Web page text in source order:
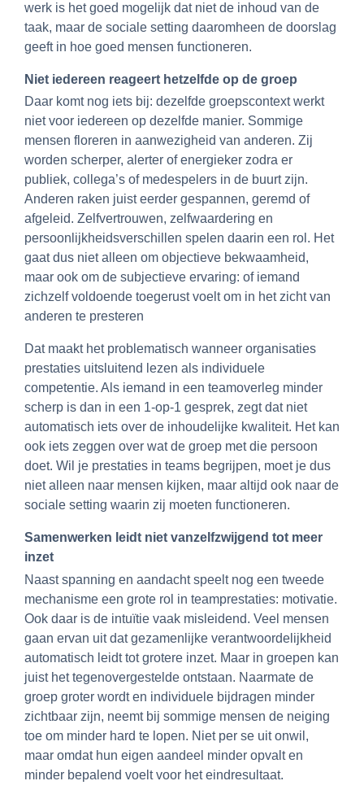
werk is het goed mogelijk dat niet de inhoud van de
taak, maar de sociale setting daaromheen de doorslag
geeft in hoe goed mensen functioneren.
Niet iedereen reageert hetzelfde op de groep
Daar komt nog iets bij: dezelfde groepscontext werkt
niet voor iedereen op dezelfde manier. Sommige
mensen floreren in aanwezigheid van anderen. Zij
worden scherper, alerter of energieker zodra er
publiek, collega’s of medespelers in de buurt zijn.
Anderen raken juist eerder gespannen, geremd of
afgeleid. Zelfvertrouwen, zelfwaardering en
persoonlijkheidsverschillen spelen daarin een rol. Het
gaat dus niet alleen om objectieve bekwaamheid,
maar ook om de subjectieve ervaring: of iemand
zichzelf voldoende toegerust voelt om in het zicht van
anderen te presteren
Dat maakt het problematisch wanneer organisaties
prestaties uitsluitend lezen als individuele
competentie. Als iemand in een teamoverleg minder
scherp is dan in een 1-op-1 gesprek, zegt dat niet
automatisch iets over de inhoudelijke kwaliteit. Het kan
ook iets zeggen over wat de groep met die persoon
doet. Wil je prestaties in teams begrijpen, moet je dus
niet alleen naar mensen kijken, maar altijd ook naar de
sociale setting waarin zij moeten functioneren.
Samenwerken leidt niet vanzelfzwijgend tot meer
inzet
Naast spanning en aandacht speelt nog een tweede
mechanisme een grote rol in teamprestaties: motivatie.
Ook daar is de intuïtie vaak misleidend. Veel mensen
gaan ervan uit dat gezamenlijke verantwoordelijkheid
automatisch leidt tot grotere inzet. Maar in groepen kan
juist het tegenovergestelde ontstaan. Naarmate de
groep groter wordt en individuele bijdragen minder
zichtbaar zijn, neemt bij sommige mensen de neiging
toe om minder hard te lopen. Niet per se uit onwil,
maar omdat hun eigen aandeel minder opvalt en
minder bepalend voelt voor het eindresultaat.